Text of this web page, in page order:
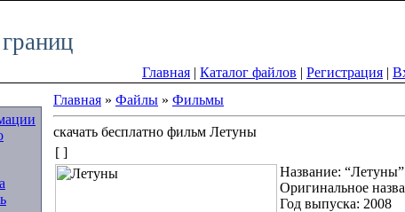
Главная | Каталог файлов | Регистрация |
Главная » Файлы » Фильмы
скачать бесплатно фильм Летуны
[ ]
Название: “Летуны”
Оригинальное
Год выпуска: 2008